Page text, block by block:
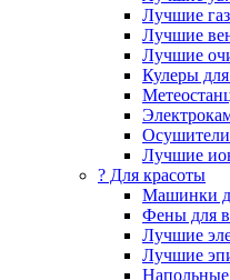
Лучшие
Лучшие
Лучшие
Кулеры
Осушители
Лучшие
? Для красоты
Машинки
Фены для
Лучшие
Лучшие